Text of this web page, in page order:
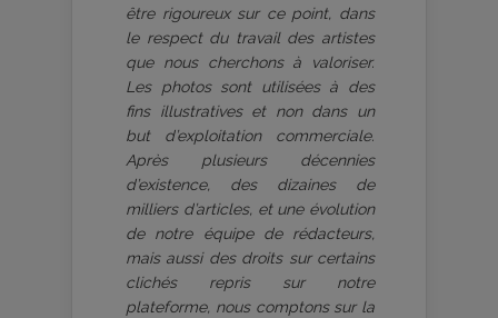
être rigoureux sur ce point, dans
le respect du travail des artistes
que nous cherchons à valoriser.
Les photos sont utilisées à des
fins illustratives et non dans un
but d’exploitation commerciale.
Après plusieurs décennies
d’existence, des dizaines de
milliers d’articles, et une évolution
de notre équipe de rédacteurs,
mais aussi des droits sur certains
clichés repris sur notre
plateforme, nous comptons sur la